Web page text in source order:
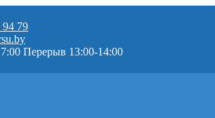
94 79
Перерыв 13:00-14:00